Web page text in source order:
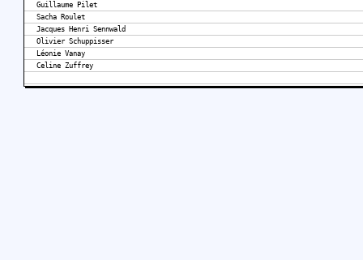
Guillaume Pilet
Sacha Roulet
Jacques Henri Sennwald
Olivier Schuppisser
Léonie Vanay
Celine Zuffrey